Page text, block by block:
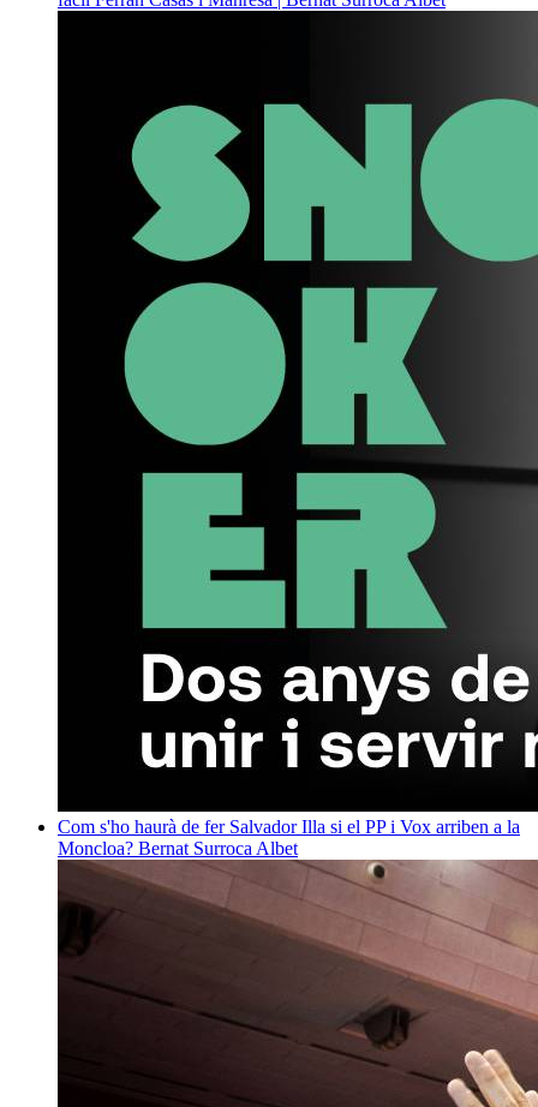
Com s'ho haurà de fer Salvador Illa si el PP i Vox arriben a la
Moncloa? Bernat Surroca Albet